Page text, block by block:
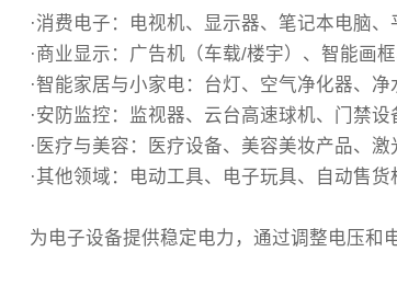
·消费电子‌：电视机、显示器、笔记本电脑
·商业显示‌：广告机（车载/楼宇）、智能画
·智能家居与小家电‌：台灯、空气净化器、
‌·安防监控‌：监视器、云台高速球机、门禁
·医疗与美容‌：医疗设备、美容美妆产品、激
‌·其他领域‌：电动工具、电子玩具、自动售
为电子设备提供稳定电力，通过调整电压和